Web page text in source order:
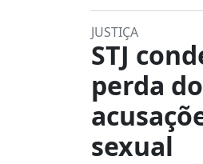
JUSTIÇA
STJ
perda
sexual